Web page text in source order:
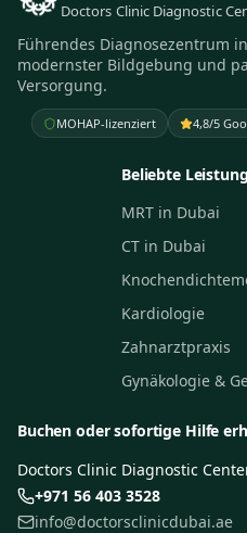
Doctors Clinic Diagnostic
Führendes Diagnosezentrum
modernster Bildgebung und
Versorgung.
MOHAP-lizenziert 4,8/5
Beliebte
MRT in Dubai
CT in Dubai
Kardiologie
Zahnarztpraxis
Gynäkologie &
Buchen oder sofortige Hilfe
Doctors Clinic Diagnostic
+971 56 403 3528
info@doctorsclinicdubai.ae